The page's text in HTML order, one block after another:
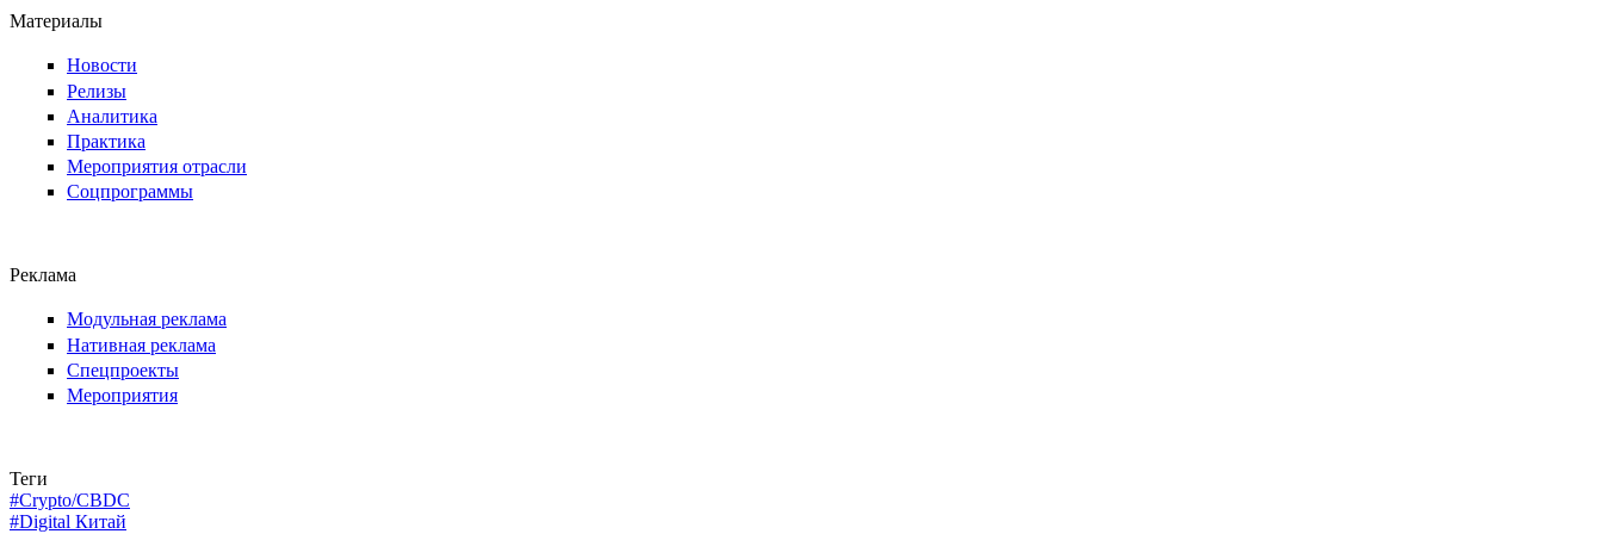
Материалы
Новости
Релизы
Аналитика
Практика
Мероприятия отрасли
Соцпрограммы
Реклама
Модульная реклама
Нативная реклама
Спецпроекты
Мероприятия
Теги
#Crypto/CBDC
#Digital Китай